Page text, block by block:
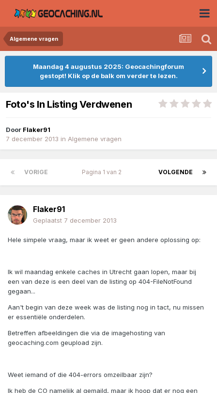
Algemene vragen
Maandag 4 augustus 2025: Geocachingforum
gestopt! Klik op de balk om verder te lezen.
Foto's In Listing Verdwenen
Door Flaker91
7 december 2013 in Algemene vragen
VORIGE VOLGENDE
Pagina 1 van 2
Flaker91
Geplaatst 7 december 2013
Hele simpele vraag, maar ik weet er geen andere oplossing op:
Ik wil maandag enkele caches in Utrecht gaan lopen, maar bij
een van deze is een deel van de listing op 404-FileNotFound
gegaan...
Aan't begin van deze week was de listing nog in tact, nu missen
er essentiële onderdelen.
Betreffen afbeeldingen die via de imagehosting van
geocaching.com geupload zijn.
Weet iemand of die 404-errors omzeilbaar zijn?
Ik heb de CO namelijk al gemaild, maar ik hoop dat er nog een